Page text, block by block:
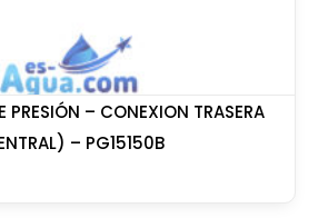
PRESIÓN – CONEXION TRASERA
– PG15150B